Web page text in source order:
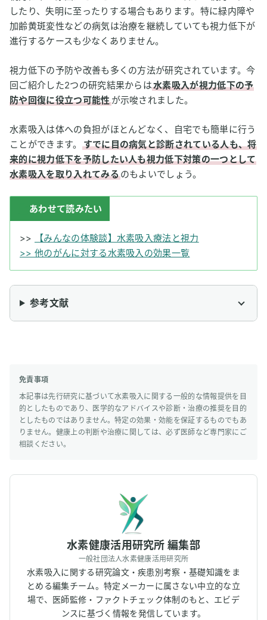
したり、失明に至ったりする場合もあります。特に緑内障や
加齢黄斑変性などの病気は治療を継続していても視力低下が
進行するケースも少なくありません。
視力低下の予防や改善も多くの方法が研究されています。今
回ご紹介した2つの研究結果からは水素吸入が視力低下の予
防や回復に役立つ可能性が示唆されました。
水素吸入は体への負担がほとんどなく、自宅でも簡単に行う
ことができます。
すでに目の病気と診断されている人も、将
来的に視力低下を予防したい人も視力低下対策の一つとして
水素吸入を取り入れてみるのもよいでしょう。
あわせて読みたい
>>
【みんなの体験談】水素吸入療法と視力
>> 他のがんに対する水素吸入の効果一覧
参考文献
免責事項
本記事は先行研究に基づいて水素吸入に関する一般的な情報提供を目
的としたものであり、医学的なアドバイスや診断・治療の推奨を目的
としたものではありません。特定の効果・効能を保証するものでもあ
りません。健康上の判断や治療に関しては、必ず医師など専門家にご
相談ください。
水素健康活用研究所 編集部
一般社団法人水素健康活用研究所
水素吸入に関する研究論文・疾患別考察・基礎知識をま
とめる編集チーム。特定メーカーに属さない中立的な立
場で、医師監修・ファクトチェック体制のもと、エビデ
ンスに基づく情報を発信しています。